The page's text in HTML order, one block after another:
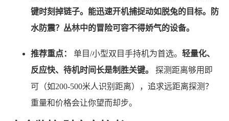
键时刻掉链子。能迅速开机捕捉动如脱兔的目标。防
水防震？丛林中的冒险可容不得娇气的设备。
推荐重点： 单目/小型双目手持机为首选。 轻量化、
反应快、待机时间长是制胜关键。
探测距离够用即
可（如200-500米人识别距离），追求远距离探测？
重量和价格会让你望而却步。